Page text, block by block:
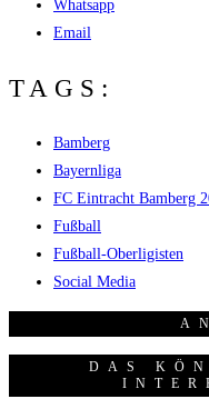
Whatsapp
Email
TAGS:
Bamberg
Bayernliga
FC Eintracht Bamberg
Fußball
Fußball-Oberligisten
Social Media
DAS